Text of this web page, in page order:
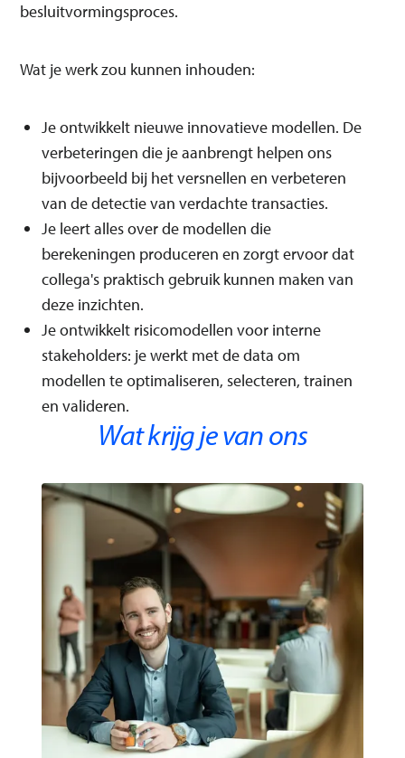
besluitvormingsproces.
Wat je werk zou kunnen inhouden:
Je ontwikkelt nieuwe innovatieve modellen. De
verbeteringen die je aanbrengt helpen ons
bijvoorbeeld bij het versnellen en verbeteren
van de detectie van verdachte transacties.
Je leert alles over de modellen die
berekeningen produceren en zorgt ervoor dat
collega's praktisch gebruik kunnen maken van
deze inzichten.
Je ontwikkelt risicomodellen voor interne
stakeholders: je werkt met de data om
modellen te optimaliseren, selecteren, trainen
en valideren.
Wat krijg je van ons